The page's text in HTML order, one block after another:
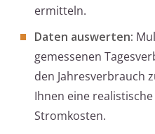
ermitteln.
Daten auswerten:
gemessenen
den Jahresverbrauch
Ihnen eine
Stromkosten.